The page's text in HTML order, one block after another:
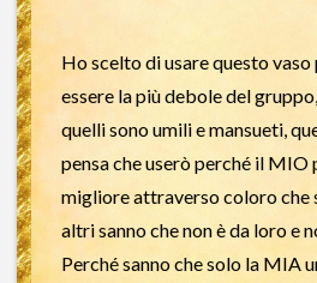
Ho scelto di usare questo vaso
essere la più debole del
quelli sono umili e mansueti,
pensa che userò perché il
migliore attraverso coloro che
altri sanno che non è da loro e
Perché sanno che solo la MIA